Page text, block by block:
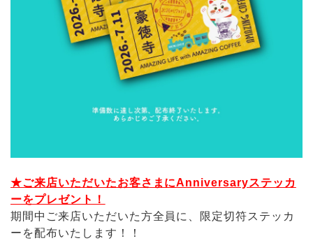
★ご来店いただいたお客さまにAnniversaryステッカ
ーをプレゼント！
期間中ご来店いただいた方全員に、限定切符ステッカ
ーを配布いたします！！